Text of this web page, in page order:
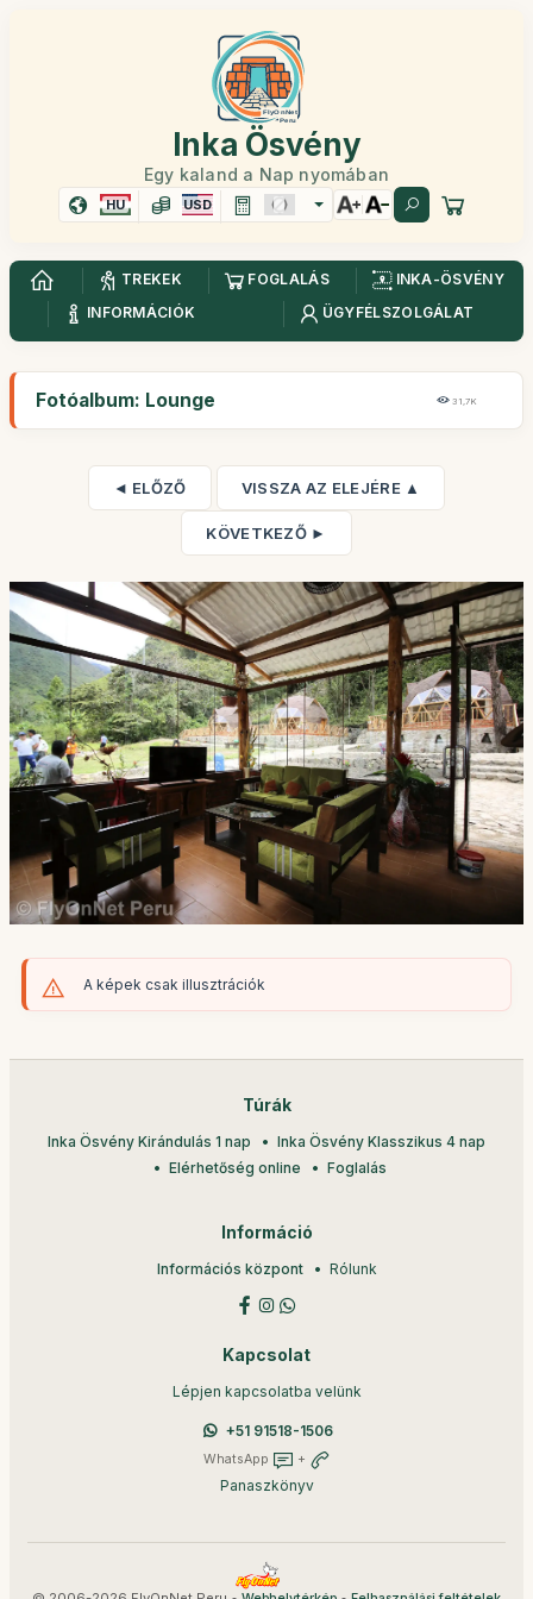
Inka Ösvény
Egy kaland a Nap nyomában
HU USD
TREKEK FOGLALÁS
INKA-ÖSVÉNY
INFORMÁCIÓK
ÜGYFÉLSZOLGÁLAT
Fotóalbum: Lounge 31,7K
◄ ELŐZŐ VISSZA AZ ELEJÉRE ▲
KÖVETKEZŐ ►
A képek csak illusztrációk
Túrák
Inka Ösvény Kirándulás 1 nap
Inka Ösvény Klasszikus 4 nap
Elérhetőség online
Foglalás
Információ
Információs központ Rólunk
Kapcsolat
Lépjen kapcsolatba velünk
+51 91518-1506
WhatsApp +
Panaszkönyv